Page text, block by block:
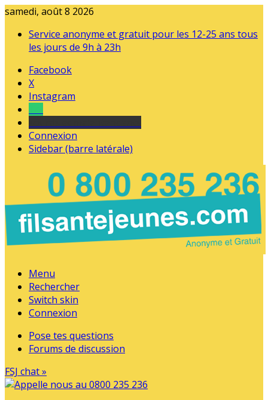
samedi, août 8 2026
Service anonyme et gratuit pour les 12-25 ans tous
les jours de 9h à 23h
Facebook
X
Instagram
Connexion
Sidebar (barre latérale)
Menu
Rechercher
Switch skin
Connexion
Pose tes questions
Forums de discussion
FSJ chat »